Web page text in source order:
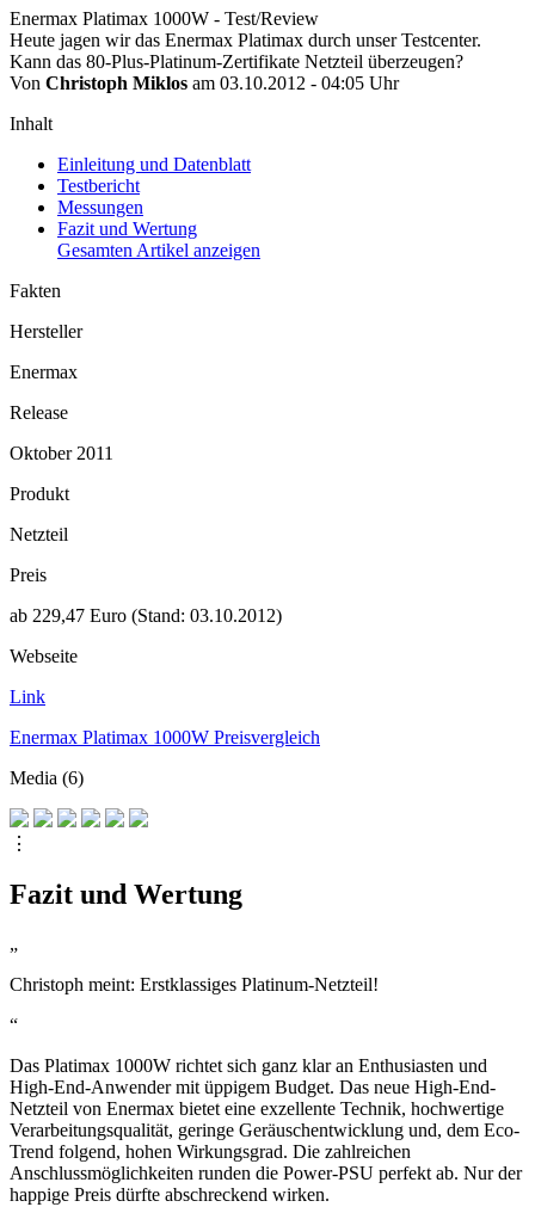
Enermax Platimax 1000W - Test/Review
Heute jagen wir das Enermax Platimax durch unser Testcenter.
Kann das 80-Plus-Platinum-Zertifikate Netzteil überzeugen?
Von Christoph Miklos am 03.10.2012 - 04:05 Uhr
Inhalt
Einleitung und Datenblatt
Testbericht
Messungen
Fazit und Wertung
Gesamten Artikel anzeigen
Fakten
Hersteller
Enermax
Release
Oktober 2011
Produkt
Netzteil
Preis
ab 229,47 Euro (Stand: 03.10.2012)
Webseite
Link
Enermax Platimax 1000W Preisvergleich
Media (6)
⋮
Fazit und Wertung
„
Christoph meint: Erstklassiges Platinum-Netzteil!
“
Das Platimax 1000W richtet sich ganz klar an Enthusiasten und
High-End-Anwender mit üppigem Budget. Das neue High-End-
Netzteil von Enermax bietet eine exzellente Technik, hochwertige
Verarbeitungsqualität, geringe Geräuschentwicklung und, dem Eco-
Trend folgend, hohen Wirkungsgrad. Die zahlreichen
Anschlussmöglichkeiten runden die Power-PSU perfekt ab. Nur der
happige Preis dürfte abschreckend wirken.